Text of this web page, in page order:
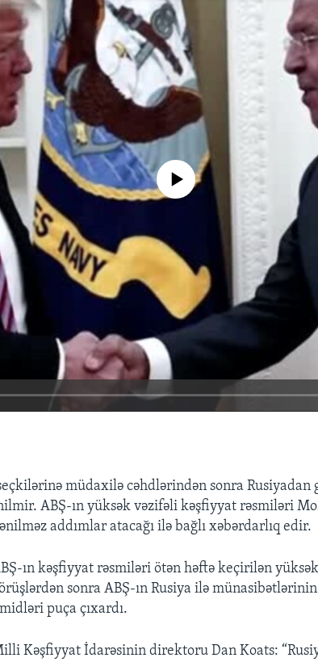
No media source currently available
müdaxilə cəhdlərindən sonra Rusiyadan
ABŞ-ın yüksək vəzifəli kəşfiyyat rəsmiləri
addımlar atacağı ilə bağlı xəbərdarlıq edir.
ın kəşfiyyat rəsmiləri ötən həftə keçirilən
sonra ABŞ-ın Rusiya ilə münasibətlərinin
puça çıxardı.
Kəşfiyyat İdarəsinin direktoru Dan Koats: